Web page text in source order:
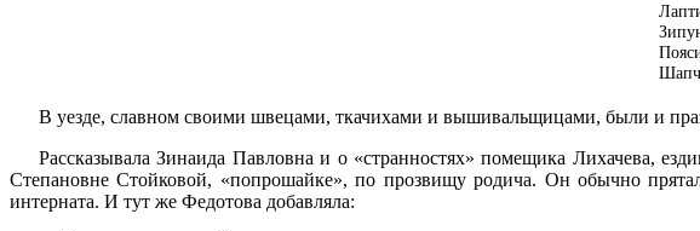
В уезде, славном своими швецами, ткачихами и вышивальщицами, были и
Рассказывала Зинаида Павловна и о «странностях» помещика Лихачева,
Степановне Стойковой, «попрошайке», по прозвищу родича. Он обычно
интерната. И тут же Федотова добавляла: